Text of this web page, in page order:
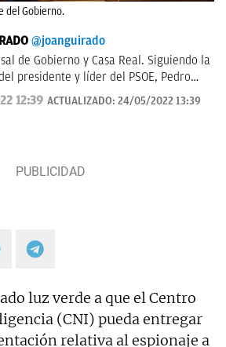
del Gobierno.
@joanguirado
de Gobierno y Casa Real. Siguiendo la
presidente y líder del PSOE, Pedro
del Rey de España. También política
12:39 ACTUALIZADO: 24/05/2022 13:39
luz verde a que el Centro
(CNI) pueda entregar
relativa al espionaje a